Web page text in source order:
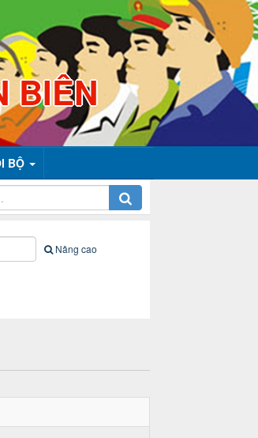
BIÊN
BỘ
Nâng cao